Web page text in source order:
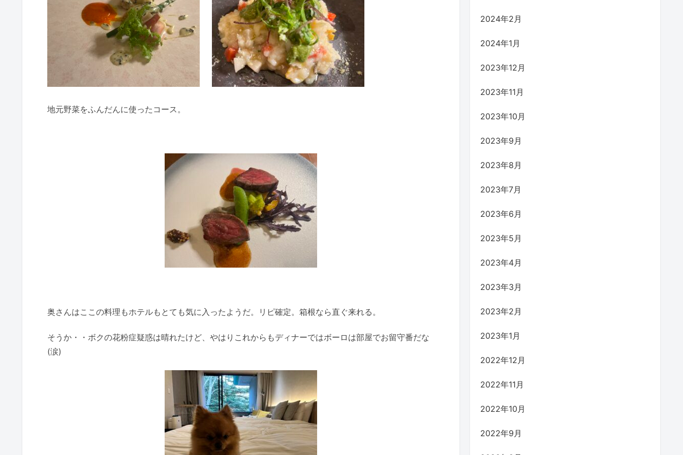
地元野菜をふんだんに使ったコース。
奥さんはここの料理もホテルもとても気に入ったようだ。リピ確定。箱根なら直ぐ来れる。
そうか・・ボクの花粉症疑惑は晴れたけど、やはりこれからもディナーではボーロは部屋でお留守番だな
(涙)
2024年2月
2024年1月
2023年12月
2023年11月
2023年10月
2023年9月
2023年8月
2023年7月
2023年6月
2023年5月
2023年4月
2023年3月
2023年2月
2023年1月
2022年12月
2022年11月
2022年10月
2022年9月